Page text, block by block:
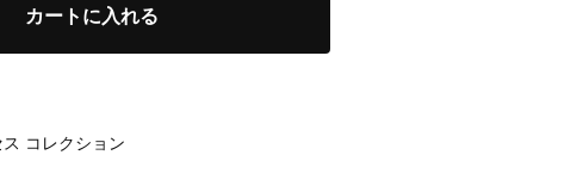
カートに入れる
コレクション